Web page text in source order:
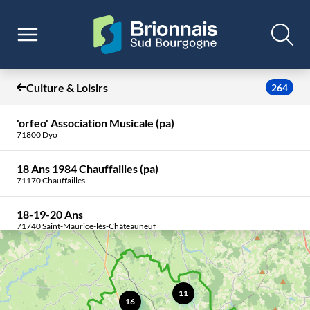
11
16
Culture & Loisirs 264
'orfeo' Association Musicale (pa)
71800 Dyo
18 Ans 1984 Chauffailles (pa)
71170 Chauffailles
18-19-20 Ans
71740 Saint-Maurice-lès-Châteauneuf
8 Pool Club Chauffailles (8.p.2.c)
394 Rte De Charlieu, 71740 Tancon
87Ème Compagnie